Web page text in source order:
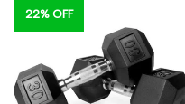
22% OFF